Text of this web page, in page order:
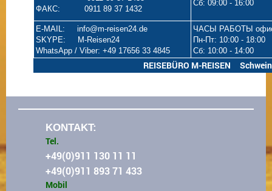
ФАКС: 0911 89 37 1432
Сб: 09:00 - 16:00
E-MAIL: info@m-reisen24.de
SKYPE: M-Reisen24
WhatsApp / Viber: +49 17656 33 4845
ЧАСЫ РАБОТЫ
Пн-Пт: 10:00 - 18:00
Сб: 10:00 - 14:00
REISEBÜRO M-REISEN
KONTAKT:
Tel.
+49(0)911 130 11 11
+49(0)911 893 71 433
Mobil